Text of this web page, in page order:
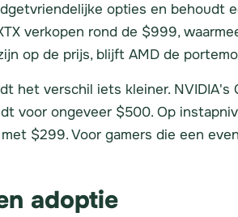
opties en behoudt
verkopen rond de $999,
op de prijs, blijft AMD de
het verschil iets kleiner.
voor ongeveer $500. Op
$299. Voor gamers die een
adoptie